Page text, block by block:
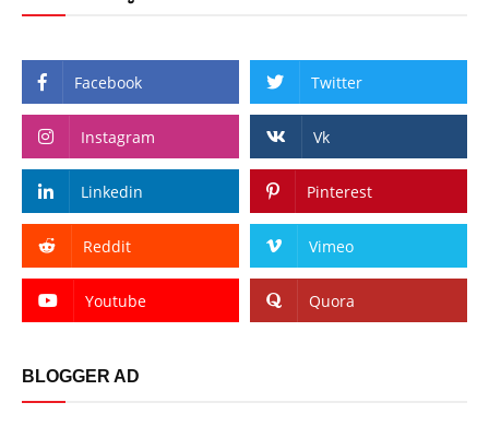
Facebook Twitter
Instagram Vk
Linkedin Pinterest
Reddit Vimeo
Youtube Quora
BLOGGER AD